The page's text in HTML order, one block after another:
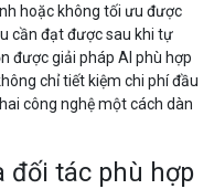
hoặc không tối ưu được
cần đạt được sau khi tự
được giải pháp AI phù hợp
chỉ tiết kiệm chi phí đầu
công nghệ một cách dàn
đối tác phù hợp